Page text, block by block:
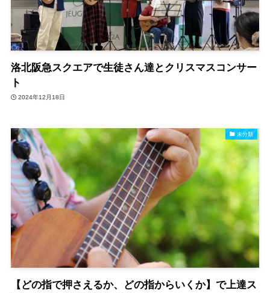
洛北阪急スクエアで生徒さん達とクリスマスコンサー
ト
2024年12月18日
未分類
【どの指で押さえるか、どの指からいくか】で上達ス